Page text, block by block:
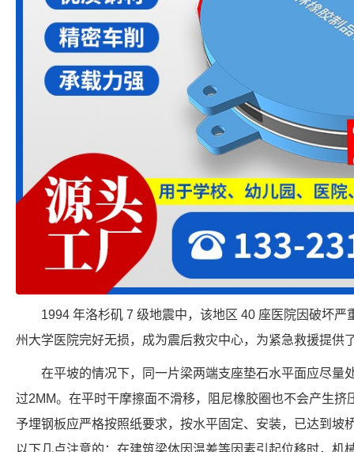
1994 年洛杉矶 7 级地震中，该地区 40 座医院因破坏
州大学医院完好无损，成为震后救灾中心，为紧急救援提供
在平坡的情况下，同一片梁两端支座垫石水平面应尽量
过2MM。在平时干摩擦面不滑移，阻尼橡胶圈也不会产生
予埋钢板应严格按照纸要求，按水平固定、安装，已达到坡
以下几点注意的：在建筑梁体因温差等因素引起位移时，机